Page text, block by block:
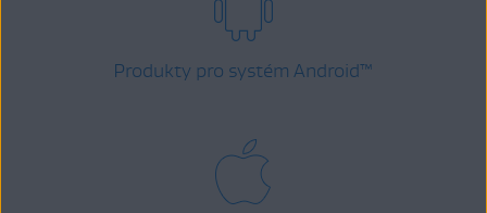
Produkty pro systém Android™